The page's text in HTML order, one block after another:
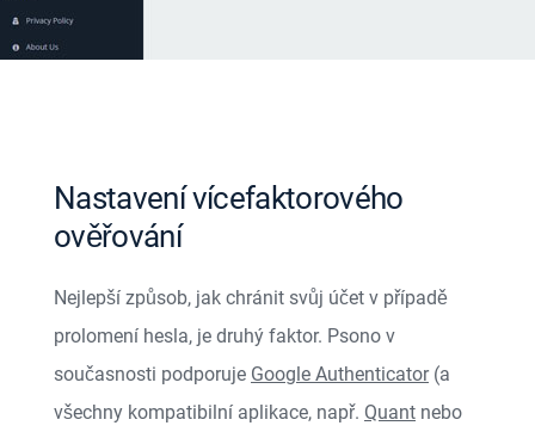
Nastavení vícefaktorového
ověřování
Nejlepší způsob, jak chránit svůj účet v případě
prolomení hesla, je druhý faktor. Psono v
současnosti podporuje Google Authenticator(a
všechny kompatibilní aplikace, např. Quant nebo